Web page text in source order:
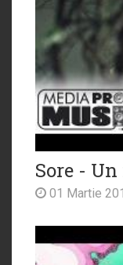
Sore -
01 Martie